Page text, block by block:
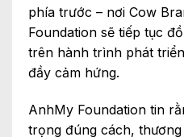
phía trước – nơi Cow
Foundation sẽ tiếp tục
trên hành trình phát
đầy cảm hứng.
AnhMy Foundation tin
trọng đúng cách,